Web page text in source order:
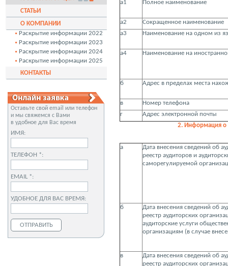
СТАТЬИ
О КОМПАНИИ
Раскрытие информации 2022
Раскрытие информации 2023
Раскрытие информации 2024
Раскрытие информации 2025
КОНТАКТЫ
Оставьте свой email или телефон
и мы свяжемся с Вами
в удобное для Вас время
ИМЯ:
ТЕЛЕФОН *:
EMAIL *:
УДОБНОЕ ДЛЯ ВАС ВРЕМЯ:
а1 Полное наименование
а2
Сокращенное наименование
а3
Наименование на одном из
а4 Наименование на
б Адрес в пределах места
в
Номер телефона
г
Адрес электронной почты
2. Информация о
а
Дата внесения сведений об
реестр аудиторов и
саморегулируемой
б
Дата внесения сведений об
реестр аудиторских
аудиторские услуги
организациям (в случае
в
Дата внесения сведений об
реестр аудиторских